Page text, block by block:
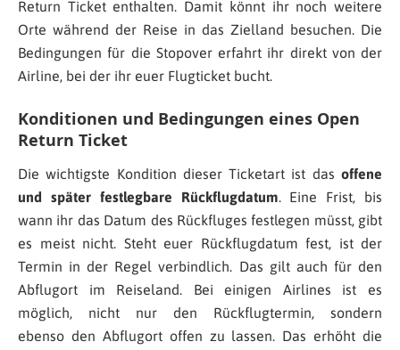
Return Ticket enthalten. Damit könnt ihr noch weitere
Orte während der Reise in das Zielland besuchen. Die
Bedingungen für die Stopover erfahrt ihr direkt von der
Airline, bei der ihr euer Flugticket bucht.
Konditionen und Bedingungen eines Open
Return Ticket
Die wichtigste Kondition dieser Ticketart ist das offene
und später festlegbare Rückflugdatum. Eine Frist, bis
wann ihr das Datum des Rückfluges festlegen müsst, gibt
es meist nicht. Steht euer Rückflugdatum fest, ist der
Termin in der Regel verbindlich. Das gilt auch für den
Abflugort im Reiseland. Bei einigen Airlines ist es
möglich, nicht nur den Rückflugtermin, sondern
ebenso den Abflugort offen zu lassen. Das erhöht die